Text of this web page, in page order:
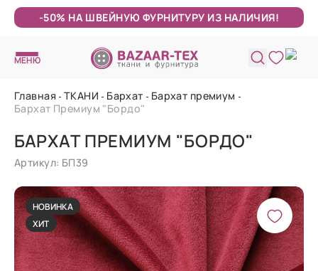
-50% НА ШВЕЙНУЮ ФУРНИТУРУ ИЗ НАЛИЧИЯ!
МЕНЮ
Главная ТКАНИ Бархат
Бархат премиум
Бархат Премиум "Бордо"
БАРХАТ ПРЕМИУМ "БОРДО"
Артикул: БП39
НОВИНКА
ХИТ